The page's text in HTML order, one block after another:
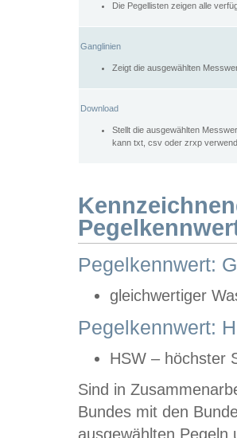
Die Pegellisten zeigen alle
Ganglinien
Zeigt die ausgewählten
Download
Stellt die ausgewählten
kann txt, csv oder zrxp
Pegelkennwert:
gleichwertiger
Pegelkennwert:
HSW – höchster
Sind in
Bundes mit den
ausgewählten